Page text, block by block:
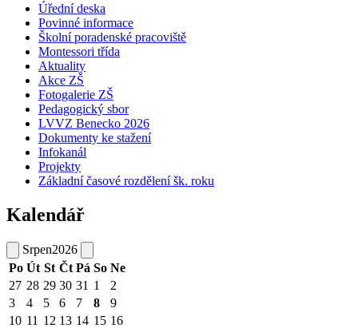
Úřední deska
Povinné informace
Školní poradenské pracoviště
Montessori třída
Aktuality
Akce ZŠ
Fotogalerie ZŠ
Pedagogický sbor
LVVZ Benecko 2026
Dokumenty ke stažení
Infokanál
Projekty
Základní časové rozdělení šk. roku
Kalendář
Srpen2026
Po Út St Čt Pá So Ne
27 28 29 30 31 1
2
3
4 5 6 7 8
9
10 11 12 13 14 15 16